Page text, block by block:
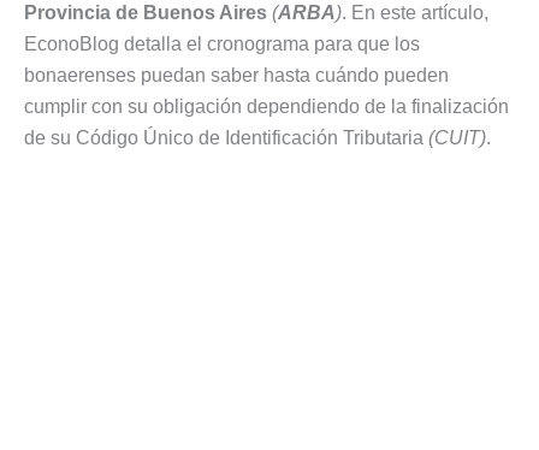
Provincia de Buenos Aires (ARBA). En este artículo,
EconoBlog detalla el cronograma para que los
bonaerenses puedan saber hasta cuándo pueden
cumplir con su obligación dependiendo de la finalización
de su Código Único de Identificación Tributaria (CUIT).